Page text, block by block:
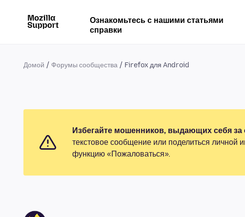
Ознакомьтесь с нашими статьями
справки
Домой Форумы сообщества Firefox для Android
Избегайте мошенников, выдающих себя за
текстовое сообщение или поделиться личной
функцию «Пожаловаться».